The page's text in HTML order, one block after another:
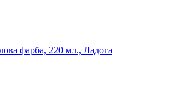
фарба, 220 мл., Ладога